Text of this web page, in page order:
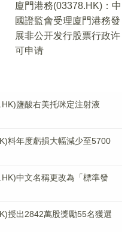
廈門港務(03378.HK)：中
國證監會受理廈門港務發
展非公开发行股票行政许
可申请
鹽酸右美托咪定注射液
料年度虧損大幅減少至5700
中文名稱更改為「標準發
授出2842萬股獎勵55名獲選